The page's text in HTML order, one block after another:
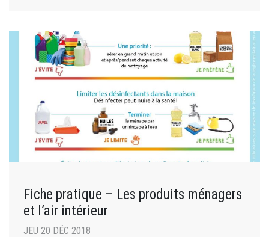
Fiche pratique – Les produits ménagers
et l’air intérieur
JEU 20 DÉC 2018